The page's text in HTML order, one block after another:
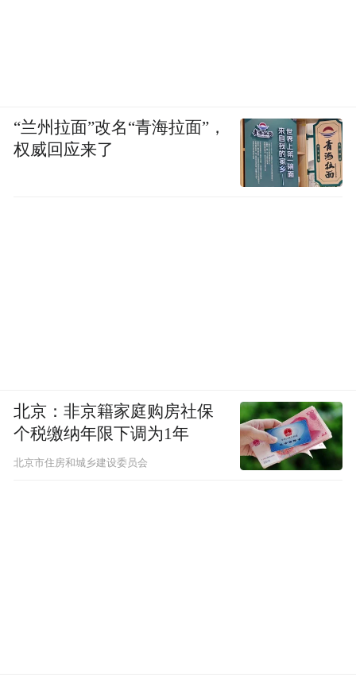
“兰州拉面”改名“青海拉面”，
权威回应来了
北京：非京籍家庭购房社保
个税缴纳年限下调为1年
北京市住房和城乡建设委员会